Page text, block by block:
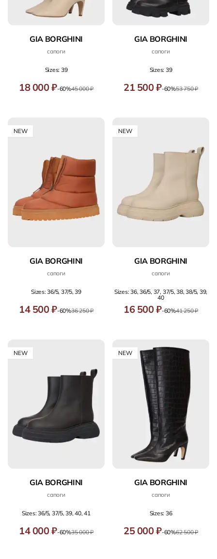
GIA BORGHINI
сапоги
Sizes: 39
18 000 ₽-60%45 000 ₽
GIA BORGHINI
сапоги
Sizes: 39
21 500 ₽-60%53 750 ₽
NEW
GIA BORGHINI
сапоги
Sizes: 36/5, 37/5, 39
14 500 ₽-60%36 250 ₽
NEW
GIA BORGHINI
сапоги
Sizes: 36, 36/5, 37, 37/5, 38, 38/5, 39,
40
16 500 ₽-60%41 250 ₽
NEW
GIA BORGHINI
сапоги
Sizes: 36/5, 37/5, 39, 40, 41
14 000 ₽-60%35 000 ₽
NEW
GIA BORGHINI
сапоги
Sizes: 36
25 000 ₽-60%62 500 ₽